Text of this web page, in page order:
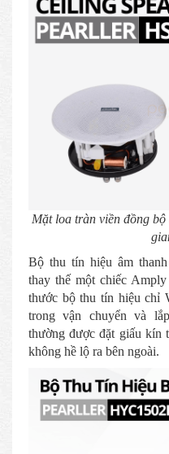
Mặt loa tràn viền đồng
Bộ thu tín hiệu âm
thay thế một chiếc
thước bộ thu tín hiệu chỉ
trong vận chuyển và
thường được đặt giấu kín
không hề lộ ra bên ngoài.